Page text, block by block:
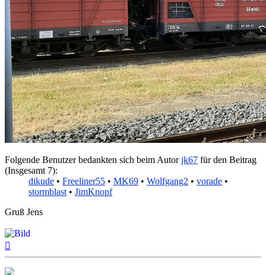
Folgende Benutzer bedankten sich beim Autorjk67 für den Beitrag
(Insgesamt 7):
dikude • Freeliner55 • MK69 • Wolfgang2 • vorade •
stormblast • JimKnopf
Gruß Jens